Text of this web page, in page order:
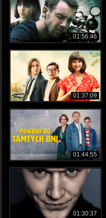
01:56:46
01:37:09
01:44:55
01:30:37